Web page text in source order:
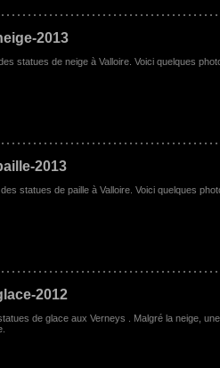
2013
statues de neige à Valloire. Voici quelques
2013
statues de paille à Valloire. Voici quelques
2012
de glace aux Verneys . Malgré la neige,